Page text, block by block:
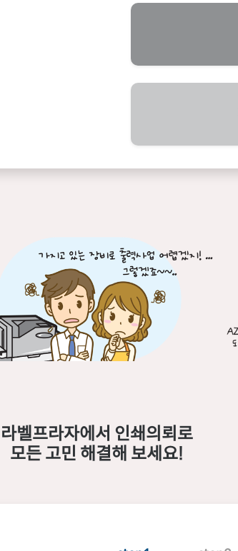
라벨프라자에서 인쇄의뢰로
모든 고민 해결해 보세요!